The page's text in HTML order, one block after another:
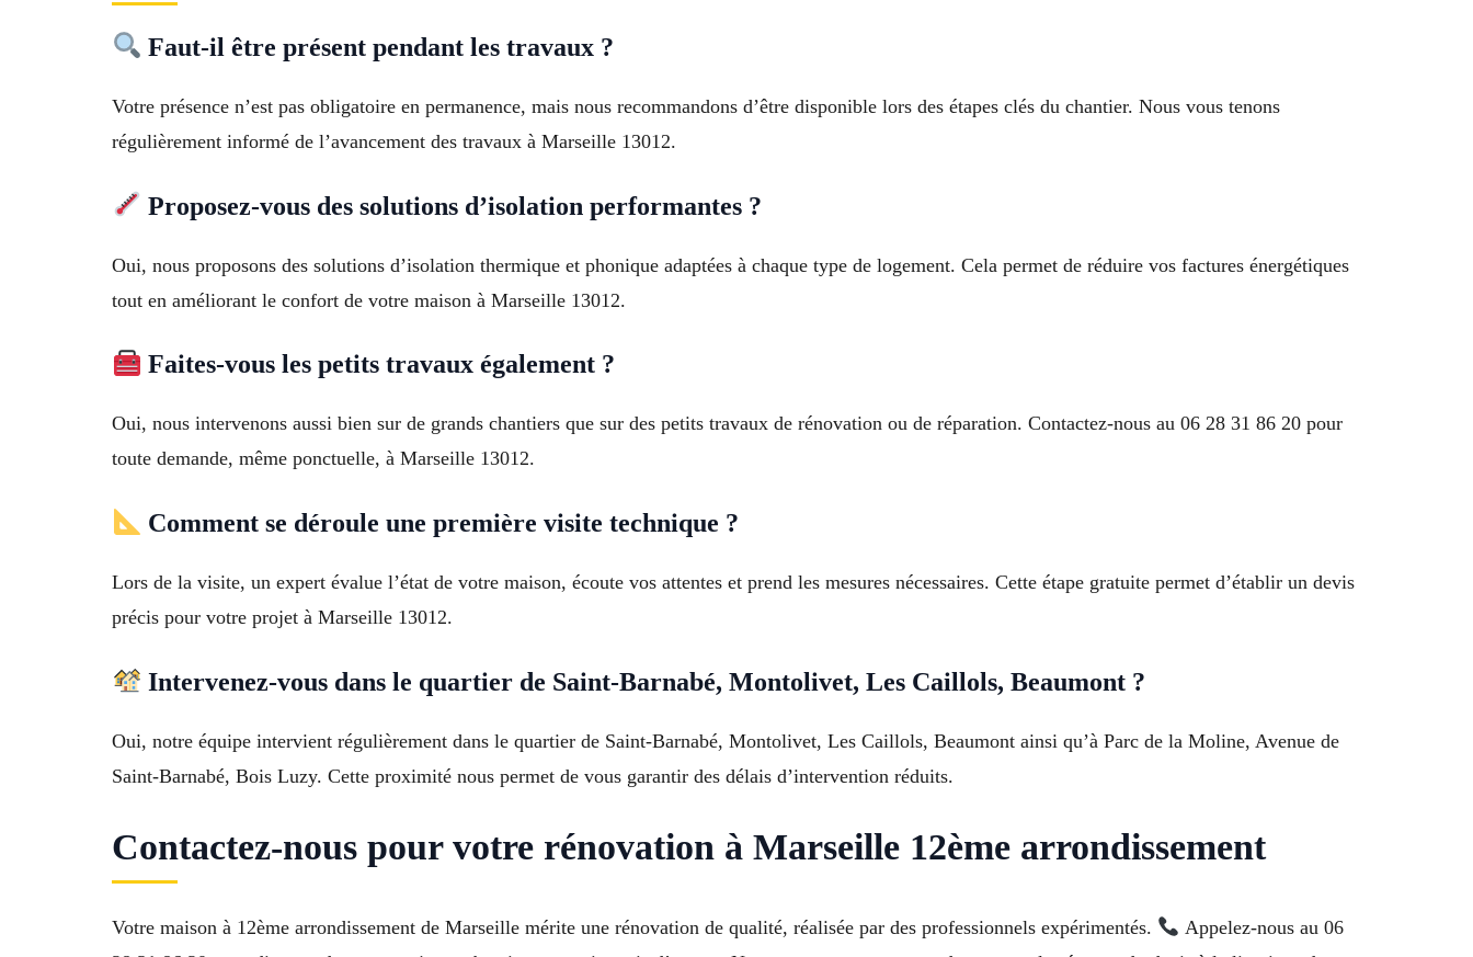
Faut-il être présent pendant les travaux ?
Votre présence n’est pas obligatoire en permanence, mais nous recommandons d’être disponible lors des étapes clés du chantier. Nous vous tenons
régulièrement informé de l’avancement des travaux à Marseille 13012.
Proposez-vous des solutions d’isolation performantes ?
Oui, nous proposons des solutions d’isolation thermique et phonique adaptées à chaque type de logement. Cela permet de réduire vos factures énergétiques
tout en améliorant le confort de votre maison à Marseille 13012.
Faites-vous les petits travaux également ?
Oui, nous intervenons aussi bien sur de grands chantiers que sur des petits travaux de rénovation ou de réparation. Contactez-nous au 06 28 31 86 20 pour
toute demande, même ponctuelle, à Marseille 13012.
Comment se déroule une première visite technique ?
Lors de la visite, un expert évalue l’état de votre maison, écoute vos attentes et prend les mesures nécessaires. Cette étape gratuite permet d’établir un devis
précis pour votre projet à Marseille 13012.
Intervenez-vous dans le quartier de Saint-Barnabé, Montolivet, Les Caillols, Beaumont ?
Oui, notre équipe intervient régulièrement dans le quartier de Saint-Barnabé, Montolivet, Les Caillols, Beaumont ainsi qu’à Parc de la Moline, Avenue de
Saint-Barnabé, Bois Luzy. Cette proximité nous permet de vous garantir des délais d’intervention réduits.
Contactez-nous pour votre rénovation à Marseille 12ème arrondissement
Votre maison à 12ème arrondissement de Marseille mérite une rénovation de qualité, réalisée par des professionnels expérimentés.
Appelez-nous au 06